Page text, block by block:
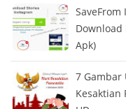
Download
Apk)
7 Gambar
Kesaktian